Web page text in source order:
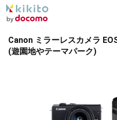
Canon ミラーレスカメラ
(遊園地やテーマパーク)